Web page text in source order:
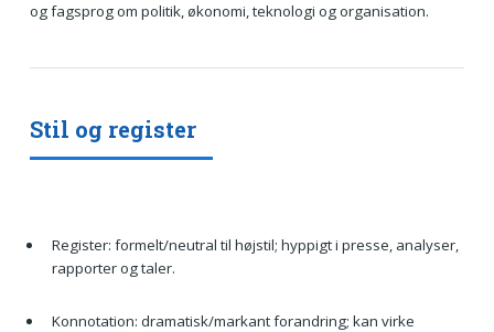
og fagsprog om politik, økonomi, teknologi og organisation.
Stil og register
Register: formelt/neutral til højstil; hyppigt i presse, analyser,
rapporter og taler.
Konnotation: dramatisk/markant forandring; kan virke